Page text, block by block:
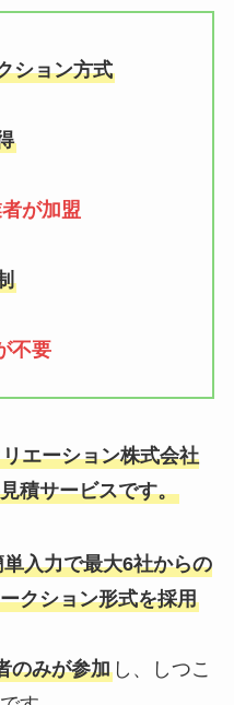
ション方式
が加盟
不要
エーション株式会社
積サービスです。
入力で最大6社からの
クション形式を採用
のみが参加し、しつこ